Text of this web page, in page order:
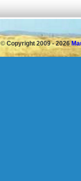
© Copyright 2009 - 2026